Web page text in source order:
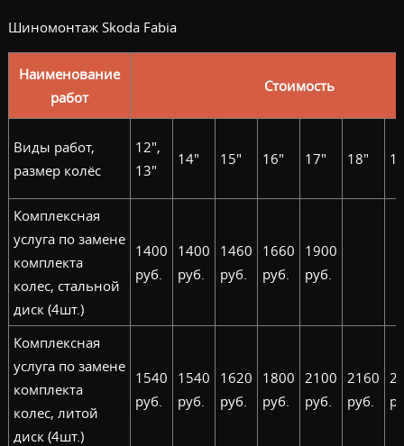
Шиномонтаж Skoda Fabia
Наименование
работ
Стоимость
Виды работ,
размер колёс
12",
13"
14" 15" 16" 17" 18"
Комплексная
услуга по замене
комплекта
колес, стальной
диск (4шт.)
1400
руб.
1400
руб.
1460
руб.
1660
руб.
1900
руб.
Комплексная
услуга по замене
комплекта
колес, литой
диск (4шт.)
1540
руб.
1540
руб.
1620
руб.
1800
руб.
2100
руб.
2160
руб.